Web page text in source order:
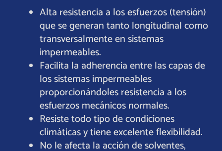
Alta resistencia a los esfuerzos (tensión)
que se generan tanto longitudinal como
transversalmente en sistemas
impermeables.
Facilita la adherencia entre las capas de
los sistemas impermeables
proporcionándoles resistencia a los
esfuerzos mecánicos normales.
Resiste todo tipo de condiciones
climáticas y tiene excelente flexibilidad.
No le afecta la acción de solventes,